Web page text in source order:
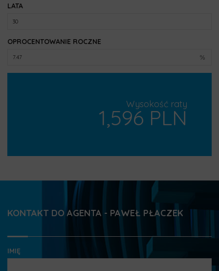
LATA
OPROCENTOWANIE ROCZNE
%
Wysokość raty
1,596 PLN
KONTAKT DO AGENTA - PAWEŁ PŁACZEK
IMIĘ